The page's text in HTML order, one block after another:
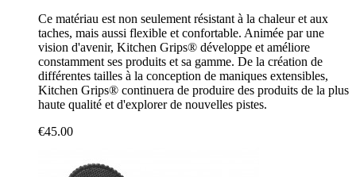
Ce matériau est non seulement résistant à la chaleur et aux
taches, mais aussi flexible et confortable. Animée par une
vision d'avenir, Kitchen Grips® développe et améliore
constamment ses produits et sa gamme. De la création de
différentes tailles à la conception de maniques extensibles,
Kitchen Grips® continuera de produire des produits de la plus
haute qualité et d'explorer de nouvelles pistes.
€45.00